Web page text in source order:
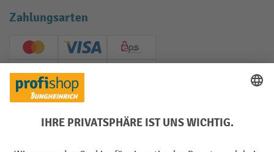
Zahlungsarten
Creditcard (Master)Creditcard (Visa)
EPS
PayPal
Soziale Netzwerke